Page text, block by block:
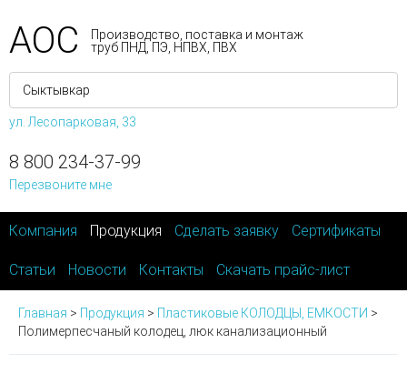
АОС
Производство, поставка и монтаж
труб ПНД, ПЭ, НПВХ, ПВХ
ул. Лесопарковая, 33
8 800 234-37-99
Перезвоните мне
Компания Продукция Сделать заявку Сертификаты
Статьи Новости Контакты Скачать прайс-лист
Главная > Продукция > Пластиковые КОЛОДЦЫ, ЕМКОСТИ >
Полимерпесчаный колодец, люк канализационный